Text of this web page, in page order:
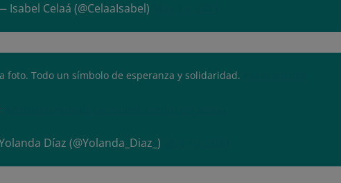
Isabel Celaá (@CelaaIsabel)
foto. Todo un símbolo de esperanza y solidaridad.
Díaz (@Yolanda_Diaz_)